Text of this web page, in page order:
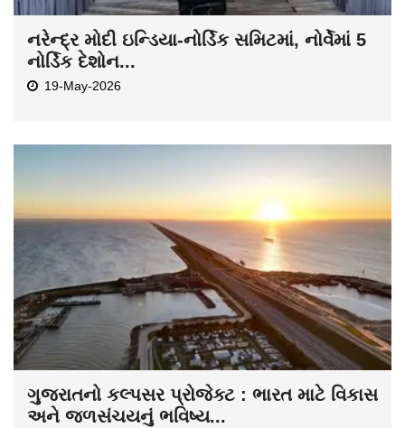
નરેન્દ્ર મોદી ઇન્ડિયા-નોર્ડિક સમિટમાં, નોર્વેમાં 5
નોર્ડિક દેશોન...
19-May-2026
ગુજરાતનો કલ્પસર પ્રોજેક્ટ : ભારત માટે વિકાસ
અને જળસંચયનું ભવિષ્ય...